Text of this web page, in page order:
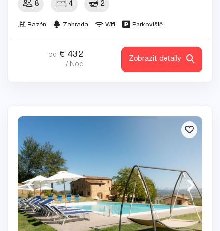
8 4 2
Bazén Zahrada Wifi Parkoviště
od € 432
/ Noc
Zobrazit detaily